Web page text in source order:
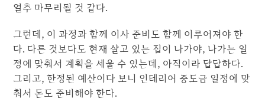
얼추 마무리될 것 같다.
그런데, 이 과정과 함께 이사 준비도 함께 이루어져야 한
다. 다른 것보다도 현재 살고 있는 집이 나가야, 나가는 일
정에 맞춰서 계획을 세울 수 있는데, 아직이라 답답하다.
그리고, 한정된 예산이다 보니 인테리어 중도금 일정에 맞
춰서 돈도 준비해야 한다.